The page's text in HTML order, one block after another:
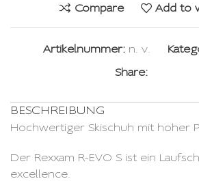
Compare Add to
Artikelnummer: n. v.
Share:
BESCHREIBUNG
Hochwertiger Skischuh mit hoher
Der Rexxam R-EVO S ist ein
excellence.